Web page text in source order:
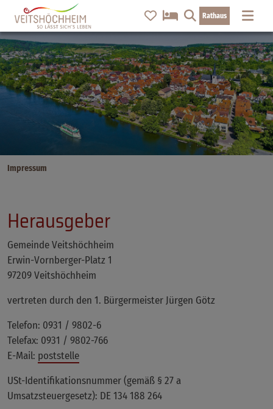
Rathaus
Impressum
Herausgeber
Gemeinde Veitshöchheim
Erwin-Vornberger-Platz 1
97209 Veitshöchheim
vertreten durch den 1. Bürgermeister Jürgen Götz
Telefon: 0931 / 9802-6
Telefax: 0931 / 9802-766
E-Mail: poststelle
USt-Identifikationsnummer (gemäß § 27 a
Umsatzsteuergesetz): DE 134 188 264